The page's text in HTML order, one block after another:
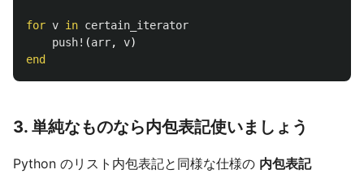
for v in certain_iterator
push! (arr, v)
end
3. 単純なものなら内包表記使いましょう
Python のリスト内包表記と同様な仕様の 内包表記